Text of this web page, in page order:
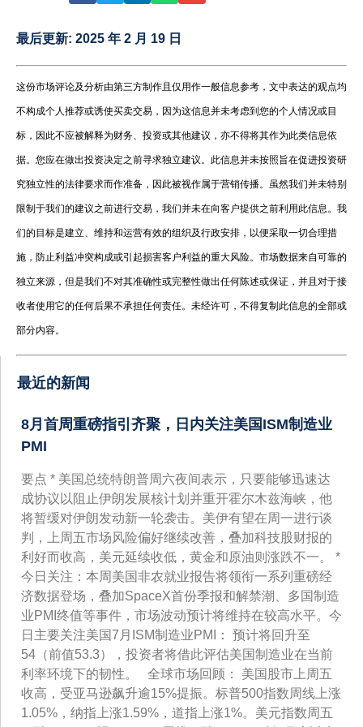
最后更新: 2025 年 2 月 19 日
这份市场评论及分析由第三方制作且仅用作一般信息参考，文中表达的观点均
不构成个人推荐或诱使买卖交易，因为这信息并未考虑到您的个人情况或目
标，因此不应被解释为财务、投资或其他建议，亦不得将其作为此类信息依
据。您应在做出投资决定之前寻求独立建议。此信息并未按照旨在促进投资研
究独立性的法律要求而作准备，因此被视作属于营销传播。虽然我们并未特别
限制于我们的建议之前进行交易，我们并未在向客户提供之前利用此信息。我
们的目标是建立、维持和运营有效的组织及行政安排，以便采取一切合理措
施，防止利益冲突构成或引起损害客户利益的重大风险。市场数据来自可靠的
独立来源，但是我们不对其准确性或完整性做出任何陈述或保证，并且对于接
收者使用它的任何后果不承担任何责任。未经许可，不得复制此信息的全部或
部分内容。
最近的新闻
8月首周重磅指引齐聚，日内关注美国ISM制造业
PMI
要点 * 美国总统特朗普周六夜间表示，只要能够迅速达
成协议以阻止伊朗发展核计划并重开霍尔木兹海峡，他
将暂缓对伊朗发动新一轮袭击。美伊有望在周一进行谈
判，上周五市场风险偏好继续改善，叠加科技股财报的
利好而收高，美元延续收低，黄金和原油则涨跌不一。 *
今日关注：本周美国非农就业报告将领衔一系列重磅经
济数据登场，叠加SpaceX首份季报和解禁潮、多国制造
业PMI终值等事件，市场波动预计将维持在较高水平。今
日主要关注美国7月ISM制造业PMI： 预计将回升至
54（前值53.3），投资者将借此评估美国制造业在当前
利率环境下的韧性。 全球市场回顾： 美国股市上周五
收高，受亚马逊飙升逾15%提振。标普500指数周线上涨
1.05%，纳指上涨1.59%，道指上涨1%。美元指数周五